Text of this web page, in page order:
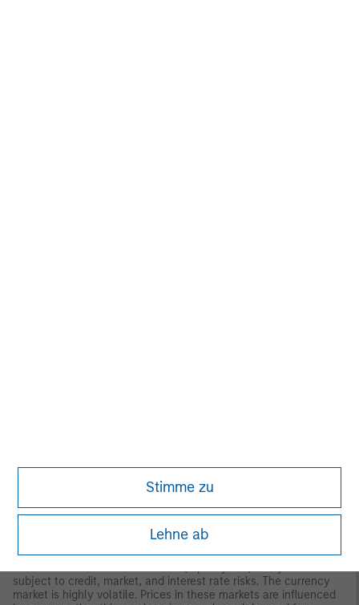
Stimme zu
Lehne ab
the funds to meet their payment obligations in the futurePublic
are subject to liquidity risk and the credit risks of
lower-rated securities that may have a higher degree of credit
and liquidity risk. Sovereign debt securities are subject to default
Mortgage- and asset-backed securities
early prepayment risk and a higher risk of default and may be
subject to credit, market, and interest rate risks. The currency
market is highly volatile. Prices in these markets are influenced